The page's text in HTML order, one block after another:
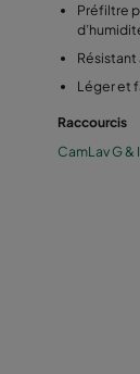
Préfiltre
Léger et
Raccourcis
CamLav G &